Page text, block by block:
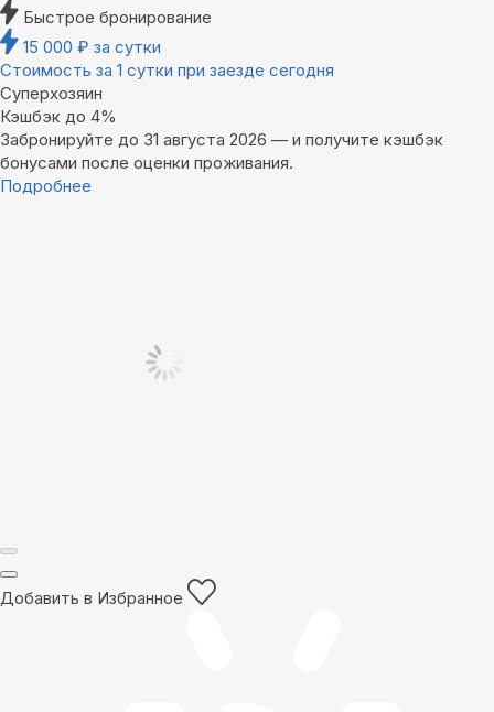
Быстрое бронирование
15 000 ₽ за сутки
Стоимость за 1 сутки при заезде сегодня
Суперхозяин
Кэшбэк до 4%
Забронируйте до 31 августа 2026 — и получите кэшбэк
бонусами после оценки проживания.
Подробнее
Добавить в Избранное